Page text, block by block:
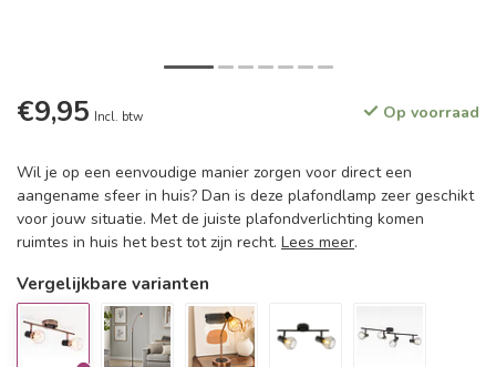
€9,95 Incl. btw Op voorraad
Wil je op een eenvoudige manier zorgen voor direct een
aangename sfeer in huis? Dan is deze plafondlamp zeer geschikt
voor jouw situatie. Met de juiste plafondverlichting komen
ruimtes in huis het best tot zijn recht. Lees meer.
Vergelijkbare varianten